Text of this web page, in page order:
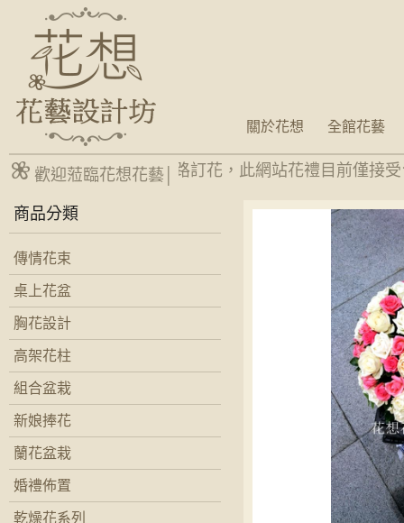
關於花想 全館花藝
歡迎蒞臨花想花藝│
台南網路花店24H網路訂花，此網站花禮目前僅接
商品分類
傳情花束
桌上花盆
胸花設計
高架花柱
組合盆栽
新娘捧花
蘭花盆栽
婚禮佈置
乾燥花系列